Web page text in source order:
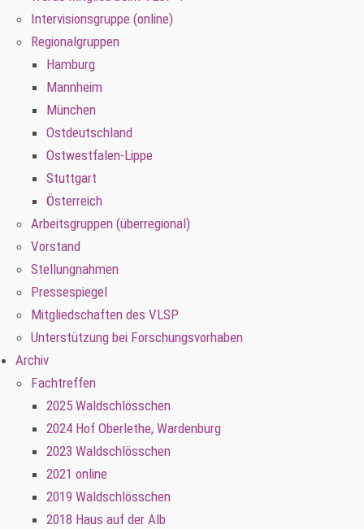
Intervisionsgruppe (online)
Regionalgruppen
Hamburg
Mannheim
München
Ostdeutschland
Ostwestfalen-Lippe
Stuttgart
Österreich
Arbeitsgruppen (überregional)
Vorstand
Stellungnahmen
Pressespiegel
Mitgliedschaften des VLSP
Unterstützung bei Forschungsvorhaben
Archiv
Fachtreffen
2025 Waldschlösschen
2024 Hof Oberlethe, Wardenburg
2023 Waldschlösschen
2021 online
2019 Waldschlösschen
2018 Haus auf der Alb